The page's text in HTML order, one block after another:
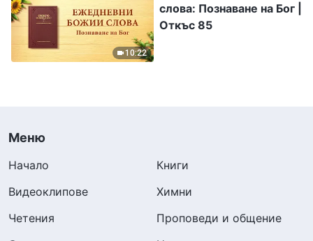
10:22
слова: Познаване на Бог |
Откъс 85
Меню
Начало
Книги
Видеоклипове
Химни
Четения
Проповеди и общение